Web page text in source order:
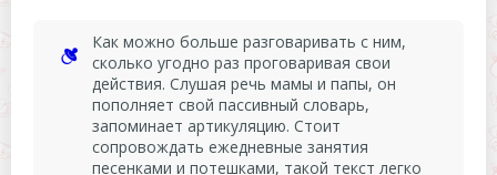
Как можно больше разговаривать с ним,
сколько угодно раз проговаривая свои
действия. Слушая речь мамы и папы, он
пополняет свой пассивный словарь,
запоминает артикуляцию. Стоит
сопровождать ежедневные занятия
песенками и потешками, такой текст легко